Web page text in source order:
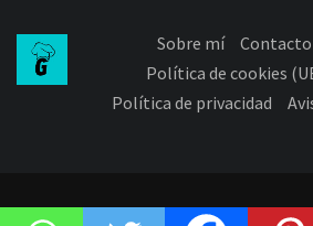
Sobre mí
Contacto
Política de cookies
Política de privacidad
(c) 2021 El Menú de